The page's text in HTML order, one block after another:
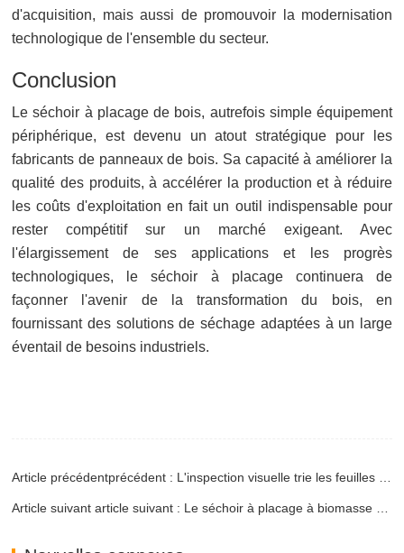
d'acquisition, mais aussi de promouvoir la modernisation
technologique de l'ensemble du secteur.
Conclusion
Le séchoir à placage de bois, autrefois simple équipement
périphérique, est devenu un atout stratégique pour les
fabricants de panneaux de bois. Sa capacité à améliorer la
qualité des produits, à accélérer la production et à réduire
les coûts d'exploitation en fait un outil indispensable pour
rester compétitif sur un marché exigeant. Avec
l'élargissement de ses applications et les progrès
technologiques, le séchoir à placage continuera de
façonner l'avenir de la transformation du bois, en
fournissant des solutions de séchage adaptées à un large
éventail de besoins industriels.